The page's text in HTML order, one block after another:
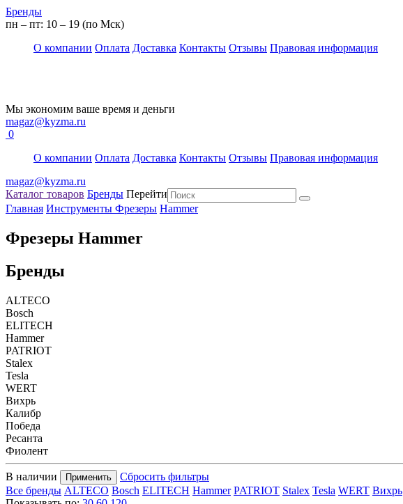
Бренды
пн – пт: 10 – 19 (по Мск)
О компании Оплата Доставка Контакты Отзывы Правовая информация
Мы экономим ваше время и деньги
magaz@kyzma.ru
0
О компании Оплата Доставка Контакты Отзывы Правовая информация
magaz@kyzma.ru
Каталог товаров Бренды Перейти
Главная Инструменты Фрезеры Hammer
Фрезеры Hammer
Бренды
ALTECO
Bosch
ELITECH
Hammer
PATRIOT
Stalex
Tesla
WERT
Вихрь
Калибр
Победа
Ресанта
Фиолент
В наличии Применить
Сбросить фильтры
Все бренды ALTECO Bosch ELITECH Hammer PATRIOT Stalex Tesla WERT Вихрь